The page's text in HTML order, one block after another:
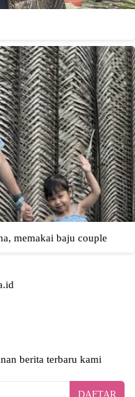
berita terbaru kami
DAFTAR